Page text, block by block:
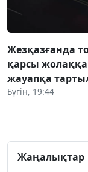
Жезқазғанда
қарсы
жауапқа
Бүгін, 19:44
Жаңалықтар